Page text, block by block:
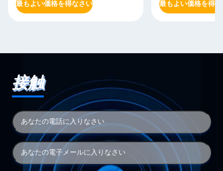
最もよい価格を得なさい 最もよい価格を得
接触